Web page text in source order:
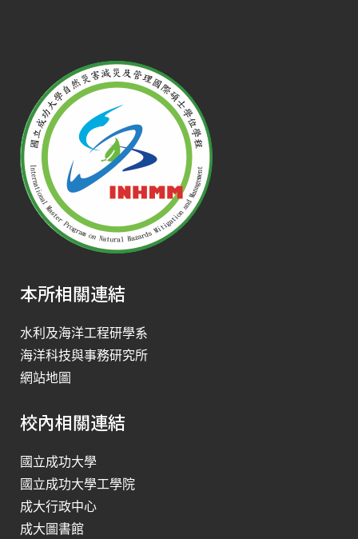
本所相關連結
水利及海洋工程研學系
海洋科技與事務研究所
網站地圖
校內相關連結
國立成功大學
國立成功大學工學院
成大行政中心
成大圖書館